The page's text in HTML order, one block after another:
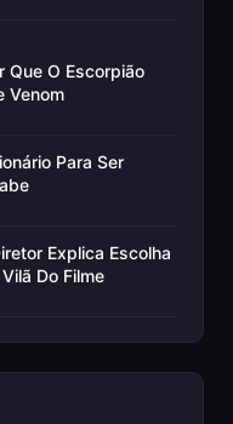
Que O Escorpião
Venom
Para Ser
Explica Escolha
Do Filme